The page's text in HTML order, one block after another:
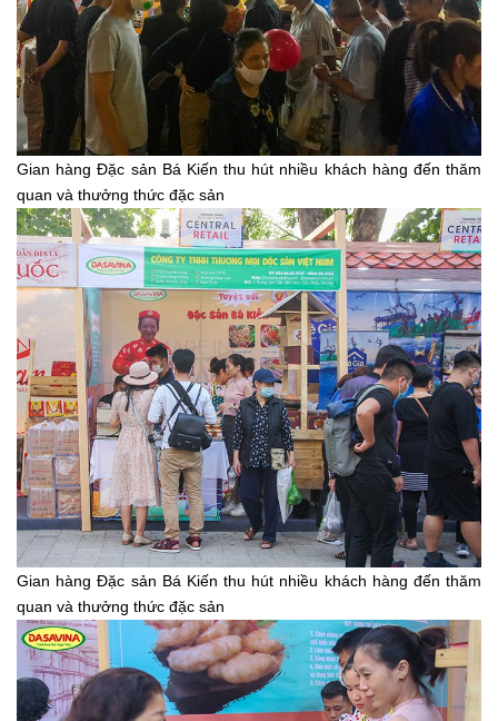
Gian hàng Đặc sản Bá Kiến thu hút nhiều khách hàng đến thăm
quan và thưởng thức đặc sản
Gian hàng Đặc sản Bá Kiến thu hút nhiều khách hàng đến thăm
quan và thưởng thức đặc sản